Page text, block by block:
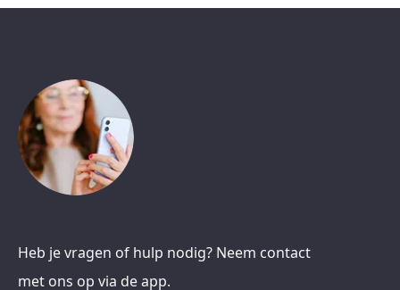
Heb je vragen of hulp nodig? Neem contact
met ons op via de app.